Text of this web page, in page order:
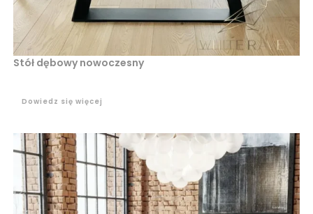
Stół dębowy nowoczesny
Dowiedz się więcej